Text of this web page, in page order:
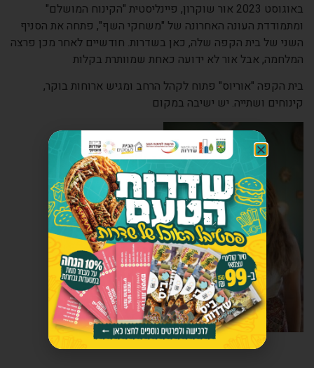
באוגוסט 2023 אור שוקרון, פיינליסטית "הקינוח המושלם"
ומתמודדת העונה האחרונה של "משחקי השף", פתחה את הסניף
השני של בית הקפה שלה, כאן בשדרות. חודשיים לאחר מכן פרצה
המלחמה, אבל אור לא ידועה כאחת שמוותרת בקלות
בית הקפה "אוריוס" פתוח לקהל הרחב ומגיש ארוחות בוקר,
קינוחים ושתייה. יש ישיבה במקום